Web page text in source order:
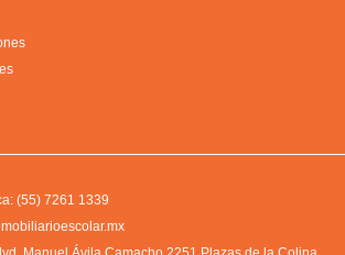
(55) 7261 1339